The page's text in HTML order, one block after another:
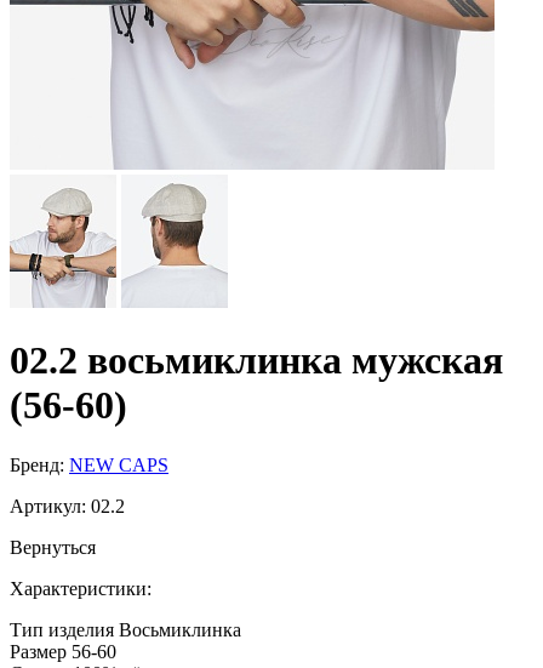
02.2 восьмиклинка мужская
(56-60)
Бренд: NEW CAPS
Артикул: 02.2
Вернуться
Характеристики:
Тип изделия Восьмиклинка
Размер 56-60